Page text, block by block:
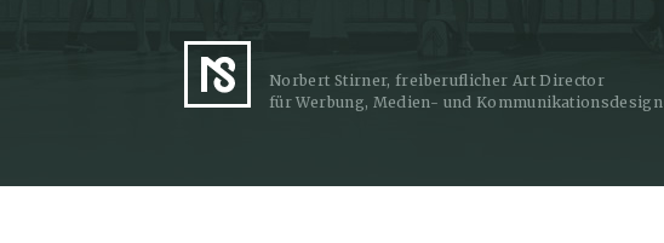
Norbert Stirner, freiberuflicher Art Director
für Werbung, Medien- und Kommunikationsdesign